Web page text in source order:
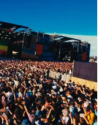
Estación Mapocho, espacio
durante dos jornadas una